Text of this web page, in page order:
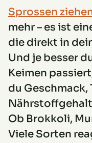
Sprossen
mehr – es ist
die direkt in
Und je besser
Keimen
du Geschmack,
Ob Brokkoli,
Viele Sorten